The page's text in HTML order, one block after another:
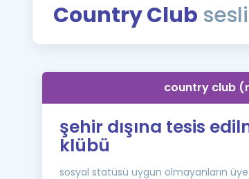
Country Club
country club
şehir dışına tesis
klübü
sosyal statüsü uygun olmayanların